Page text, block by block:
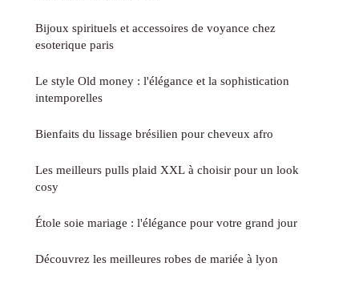
Bijoux spirituels et accessoires de voyance chez
esoterique paris
Le style Old money : l'élégance et la sophistication
intemporelles
Bienfaits du lissage brésilien pour cheveux afro
Les meilleurs pulls plaid XXL à choisir pour un look
cosy
Étole soie mariage : l'élégance pour votre grand jour
Découvrez les meilleures robes de mariée à lyon